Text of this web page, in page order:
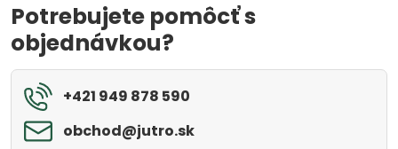
Potrebujete pomôcť s
objednávkou?
+421 949 878 590
obchod​@jutro​.sk